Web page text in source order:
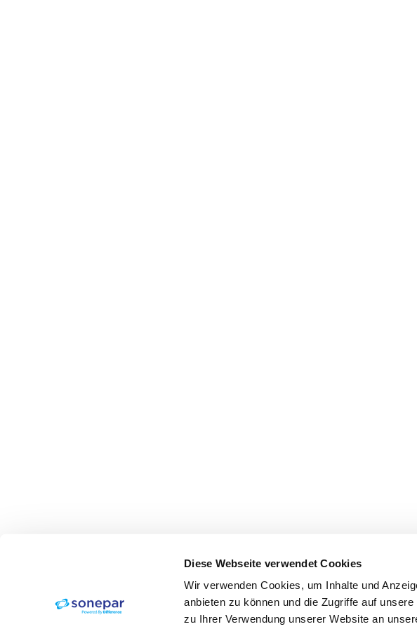
Diese Webseite verwendet Cookies
Wir verwenden Cookies, um Inhalte und
anbieten zu können und die Zugriffe auf
zu Ihrer Verwendung unserer Website an